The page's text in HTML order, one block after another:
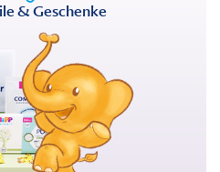
& Geschenke